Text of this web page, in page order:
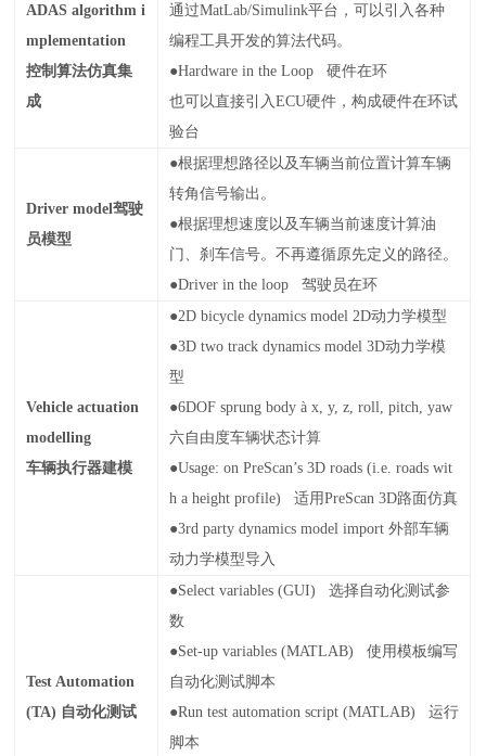
ADAS algorithm i
mplementation
控制算法仿真集
成
通过MatLab/Simulink平台，可以引入各种
编程工具开发的算法代码。
●Hardware in the Loop硬件在环
也可以直接引入ECU硬件，构成硬件在环试
验台
Driver model驾驶
员模型
●根据理想路径以及车辆当前位置计算车辆
转角信号输出。
●根据理想速度以及车辆当前速度计算油
门、刹车信号。不再遵循原先定义的路径。
●Driver in the loop驾驶员在环
Vehicle actuation
modelling
车辆执行器建模
●2D bicycle dynamics model 2D动力学模型
●3D two track dynamics model 3D动力学模
型
●6DOF sprung bodyà x, y, z, roll, pitch, yaw
六自由度车辆状态计算
●Usage: on PreScan’s 3D roads (i.e. roads wit
h a height profile)适用PreScan 3D路面仿真
●3rd party dynamics model import外部车辆
动力学模型导入
Test Automation
(TA) 自动化测试
●Select variables (GUI)选择自动化测试参
数
●Set-up variables (MATLAB)使用模板编写
自动化测试脚本
●Run test automation script (MATLAB)运行
脚本